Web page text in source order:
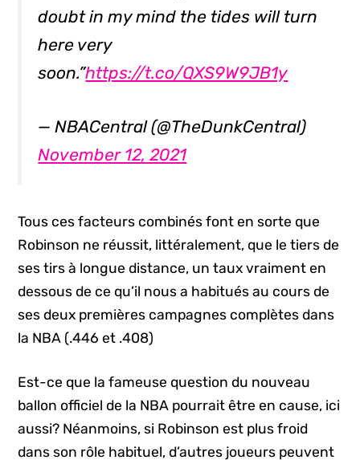
doubt in my mind the tides will turn
here very
soon.”https://t.co/QXS9W9JB1y
— NBACentral (@TheDunkCentral)
November 12, 2021
Tous ces facteurs combinés font en sorte que
Robinson ne réussit, littéralement, que le tiers de
ses tirs à longue distance, un taux vraiment en
dessous de ce qu’il nous a habitués au cours de
ses deux premières campagnes complètes dans
la NBA (.446 et .408)
Est-ce que la fameuse question du nouveau
ballon officiel de la NBA pourrait être en cause, ici
aussi? Néanmoins, si Robinson est plus froid
dans son rôle habituel, d’autres joueurs peuvent